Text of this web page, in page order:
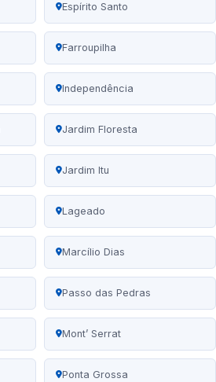
Espírito Santo
Farroupilha
Independência
Jardim Floresta
Jardim Itu
Lageado
Marcílio Dias
Passo das Pedras
Mont’ Serrat
Ponta Grossa